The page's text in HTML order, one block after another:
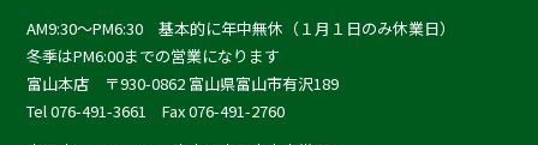
AM9:30〜PM6:30 基本的に年中無休（１月１日のみ休業日）
冬季はPM6:00までの営業になります
富山本店
〒930-0862 富山県富山市有沢189
Tel 076-491-3661 Fax 076-491-2760